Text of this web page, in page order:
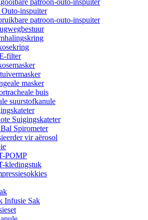
patroon-outo-inspuiter
Outo-inspuiter
patroon-outo-inspuiter
filter
masker
buis
suurstofkanule
Suigingskateter
Spirometer
vir aërosol
POMP
kledingstuk
Infusie Sak